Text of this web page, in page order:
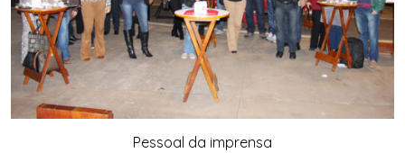
Pessoal da imprensa